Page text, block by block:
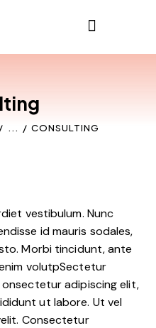
... CONSULTING
vestibulum. Nunc
id mauris sodales,
Morbi tincidunt, ante
volutpSectetur
adipiscing elit,
ut labore. Ut vel
Consectetur